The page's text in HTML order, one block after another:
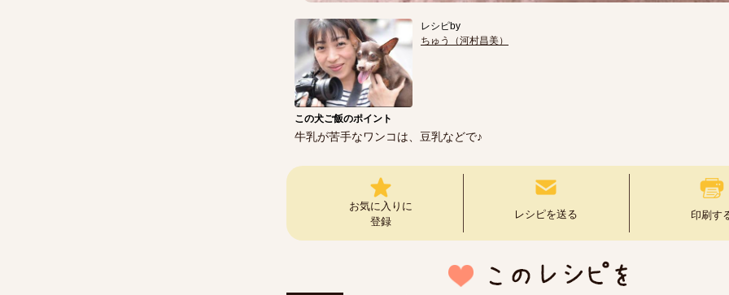
レシピby
ちゅう（河村昌美）
この犬ご飯のポイント
牛乳が苦手なワンコは、豆乳などで♪
お気に入りに
登録
レシピを送る 印刷す